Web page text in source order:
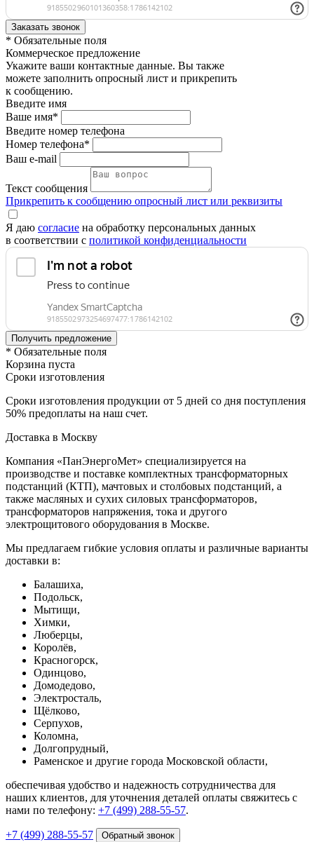
* Обязательные поля
Коммерческое предложение
Укажите ваши контактные данные. Вы также
можете заполнить опросный лист и прикрепить
к сообщению.
Введите имя
Ваше имя*
Введите номер телефона
Номер телефона*
Ваш e-mail
Текст сообщения
Прикрепить к сообщению опросный лист или реквизиты
Я даю согласие на обработку персональных данных
в соответствии с политикой конфиденциальности
* Обязательные поля
Корзина пуста
Сроки изготовления
Сроки изготовления продукции от 5 дней со дня поступления
50% предоплаты на наш счет.
Доставка в Москву
Компания «ПанЭнергоМет» специализируется на
производстве и поставке комплектных трансформаторных
подстанций (КТП), мачтовых и столбовых подстанций, а
также масляных и сухих силовых трансформаторов,
трансформаторов напряжения, тока и другого
электрощитового оборудования в Москве.
Мы предлагаем гибкие условия оплаты и различные варианты
доставки в:
Балашиха,
Подольск,
Мытищи,
Химки,
Люберцы,
Королёв,
Красногорск,
Одинцово,
Домодедово,
Электросталь,
Щёлково,
Серпухов,
Коломна,
Долгопрудный,
Раменское и другие города Московской области,
обеспечивая удобство и надежность сотрудничества для
наших клиентов, для уточнения деталей оплаты свяжитесь с
нами по телефону: +7 (499) 288-55-57.
+7 (499) 288-55-57